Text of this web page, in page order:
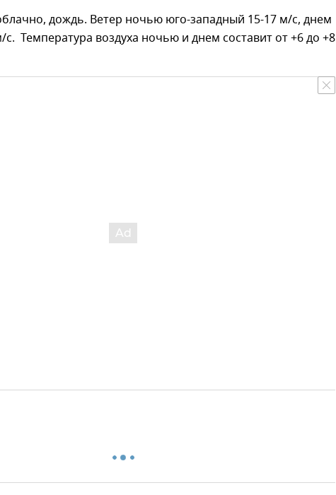
дождь. Ветер ночью юго-западный 15-17 м/с, днем
Температура воздуха ночью и днем составит от +6 до +8